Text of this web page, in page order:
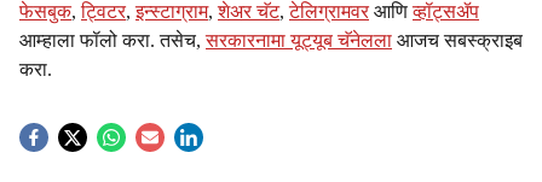
फेसबुक,ट्विटर,इन्स्टाग्राम,शेअर चॅट,टेलिग्रामवर आणिव्हॉट्सॲप
आम्हाला फॉलो करा. तसेच,सरकारनामा यूट्यूब चॅनेलला आजच सबस्क्राइब
करा.